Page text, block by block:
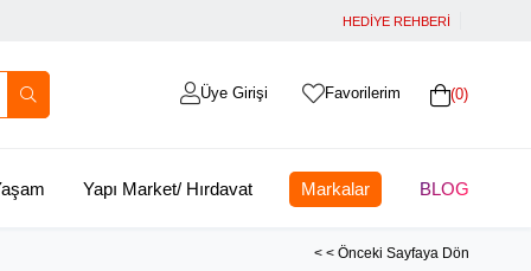
HEDİYE REHBERİ
0
Favorilerim
Üye Girişi
Yapı Market/ Hırdavat Markalar BLOG
< < Önceki Sayfaya Dön